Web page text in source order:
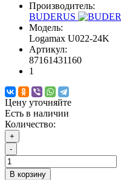
Производитель:
BUDERUS
Модель:
Logamax U022-24K
Артикул:
87161431160
1
Цену уточняйте
Есть в наличии
Количество:
+
-
В корзину